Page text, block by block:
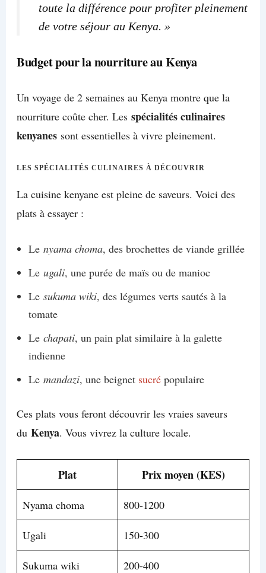
toute la différence pour profiter pleinement
de votre séjour au Kenya. »
Budget pour la nourriture au Kenya
Un voyage de 2 semaines au Kenya montre que la
nourriture coûte cher. Les spécialités culinaires
kenyanessont essentielles à vivre pleinement.
LES SPÉCIALITÉS CULINAIRES À DÉCOUVRIR
La cuisine kenyane est pleine de saveurs. Voici des
plats à essayer :
Le nyama choma, des brochettes de viande grillée
Le ugali, une purée de maïs ou de manioc
Le sukuma wiki, des légumes verts sautés à la
tomate
Le chapati, un pain plat similaire à la galette
indienne
Le mandazi, une beignet sucrépopulaire
Ces plats vous feront découvrir les vraies saveurs
du Kenya. Vous vivrez la culture locale.
Plat Prix moyen (KES)
Nyama choma 800-1200
Ugali 150-300
Sukuma wiki 200-400